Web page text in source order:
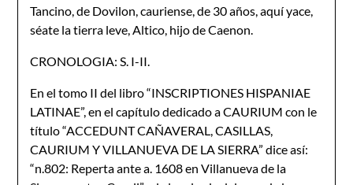
Tancino, de Dovilon, cauriense, de 30 años, aquí yace,
séate la tierra leve, Altico, hijo de Caenon.
CRONOLOGIA: S. I-II.
En el tomo II del libro “INSCRIPTIONES HISPANIAE
LATINAE”, en el capítulo dedicado a CAURIUM con le
título “ACCEDUNT CAÑAVERAL, CASILLAS,
CAURIUM Y VILLANUEVA DE LA SIERRA” dice así:
“n.802: Reperta ante a. 1608 en Villanueva de la